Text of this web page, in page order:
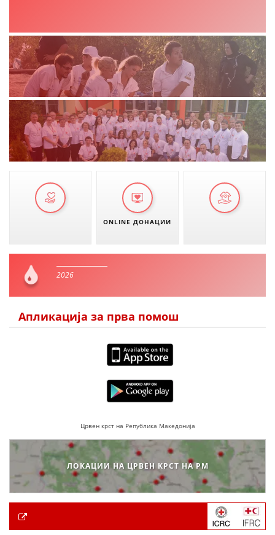
ONLINE ДОНАЦИИ
2026
Апликација за прва помош
Црвен крст на Република Македонија
ЛОКАЦИИ НА ЦРВЕН КРСТ НА РМ